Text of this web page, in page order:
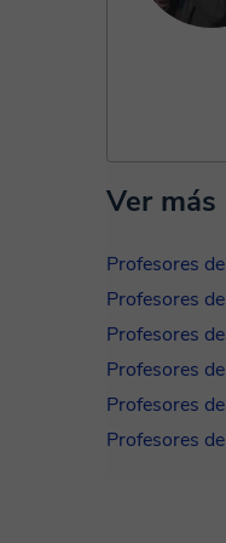
Ver
Profesores
Profesores
Profesores
Profesores
Profesores
Profesores